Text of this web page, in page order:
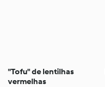
"Tofu" de lentilhas
vermelhas